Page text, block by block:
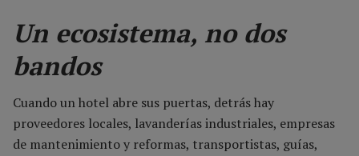
Un ecosistema, no dos
bandos
Cuando un hotel abre sus puertas, detrás hay
proveedores locales, lavanderías industriales, empresas
de mantenimiento y reformas, transportistas, guías,